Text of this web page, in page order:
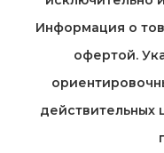
Информация о
офертой.
действительных